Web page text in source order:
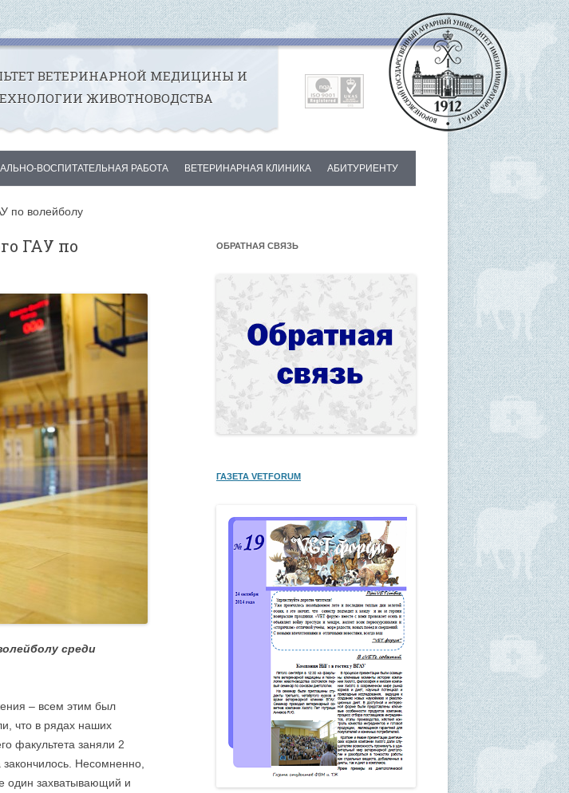
ВЕТЕРИНАРНОЙ МЕДИЦИНЫ И
ЖИВОТНОВОДСТВА
СОВЕТ
ВОСПИТАТЕЛЬНАЯ РАБОТА ВЕТЕРИНАРНАЯ КЛИНИКА
КОНТАКТЫ КЛИНИКИ
АБИТУРИЕНТУ
по волейболу
ГАУ по
среди
– всем этим был
что в рядах наших
факультета заняли 2
Несомненно,
один захватывающий и
ОБРАТНАЯ СВЯЗЬ
ГАЗЕТА VETFORUM